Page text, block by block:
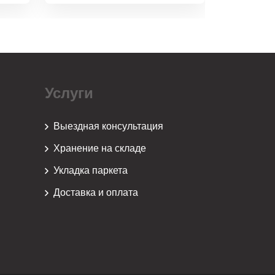
Услуги
Выездная консультация
Хранение на складе
Укладка паркета
Доставка и оплата